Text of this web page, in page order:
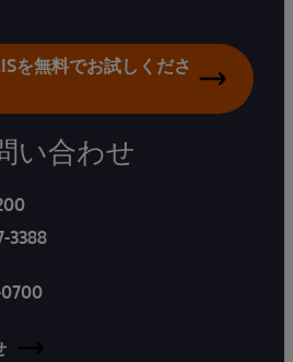
を無料でお試しくださ
い合わせ
3388
0700